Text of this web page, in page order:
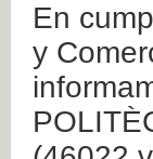
En
y